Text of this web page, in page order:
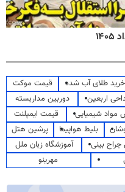
خرید طلای آب شده
قیمت موکت
اربعین
دوربین مداربسته
مواد شیمیایی
قیمت ایمپلنت
بلیط هواپیما
پرشین هتل
جراح بینی
آموزشگاه زبان ملل
مهرینو